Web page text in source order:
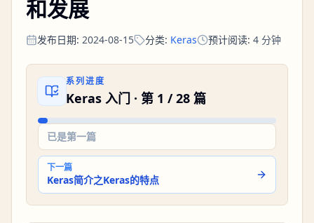
和发展
发布日期: 2024-08-15 分类: Keras 预计阅读: 4 分钟
系列进度
Keras 入门 · 第 1 /28 篇
已是第一篇
下一篇
Keras简介之Keras的特点